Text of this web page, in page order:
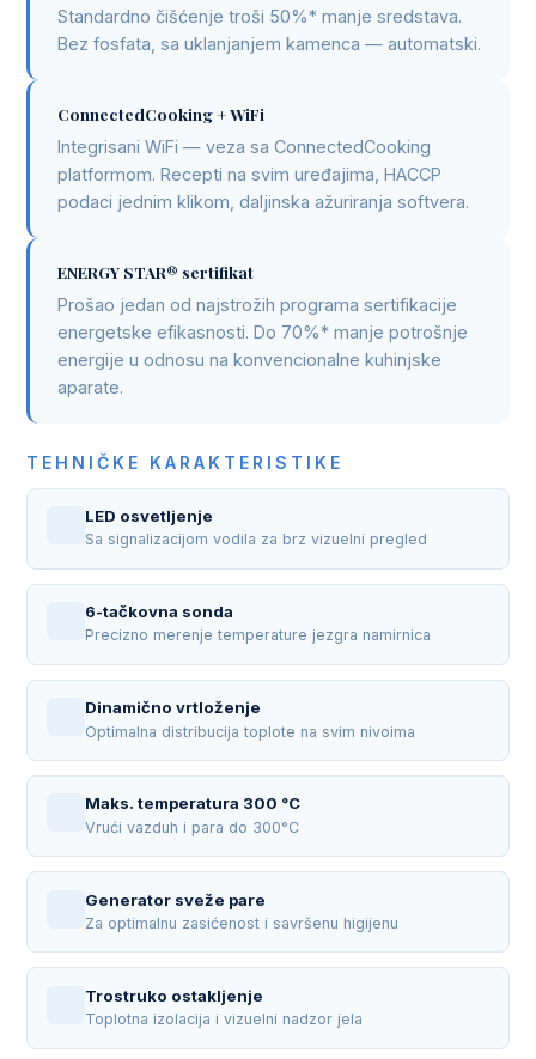
Standardno čišćenje troši 50%* manje sredstava.
Bez fosfata, sa uklanjanjem kamenca — automatski.
ConnectedCooking + WiFi
Integrisani WiFi — veza sa ConnectedCooking
platformom. Recepti na svim uređajima, HACCP
podaci jednim klikom, daljinska ažuriranja softvera.
ENERGY STAR® sertifikat
Prošao jedan od najstrožih programa sertifikacije
energetske efikasnosti. Do 70%* manje potrošnje
energije u odnosu na konvencionalne kuhinjske
aparate.
TEHNIČKE KARAKTERISTIKE
LED osvetljenje
Sa signalizacijom vodila za brz vizuelni pregled
6-tačkovna sonda
Precizno merenje temperature jezgra namirnica
Dinamično vrtloženje
Optimalna distribucija toplote na svim nivoima
Maks. temperatura 300 °C
Vrući vazduh i para do 300°C
Generator sveže pare
Za optimalnu zasićenost i savršenu higijenu
Trostruko ostakljenje
Toplotna izolacija i vizuelni nadzor jela